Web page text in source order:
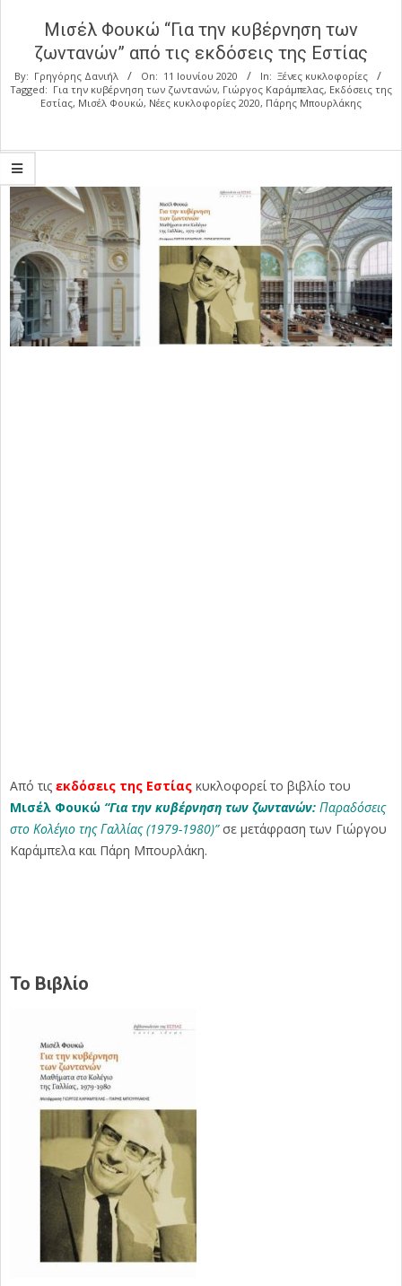
Μισέλ Φουκώ “Για την κυβέρνηση των
ζωντανών” από τις εκδόσεις της Εστίας
By: Γρηγόρης Δανιήλ On: 11 Ιουνίου 2020 In: Ξένες κυκλοφορίες
Tagged: Για την κυβέρνηση των ζωντανών, Γιώργος Καράμπελας, Εκδόσεις της
Εστίας, Μισέλ Φουκώ, Νέες κυκλοφορίες 2020, Πάρης Μπουρλάκης
Από τις εκδόσεις της Εστίας κυκλοφορεί το βιβλίο του
Μισέλ Φουκώ “Για την κυβέρνηση των ζωντανών: Παραδόσεις
στο Κολέγιο της Γαλλίας (1979-1980)”σε μετάφραση των Γιώργου
Καράμπελα και Πάρη Μπουρλάκη.
Το Βιβλίο